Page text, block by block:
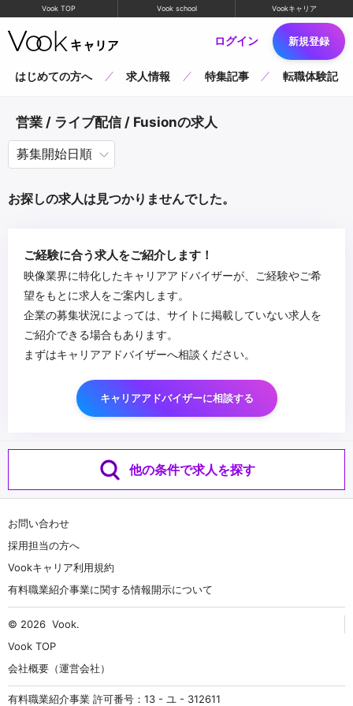
Vook TOP Vook school Vookキャリア
ログイン 新規登録
はじめての方へ 求人情報 特集記事 転職体験記
営業 / ライブ配信 / Fusionの求人
お探しの求人は見つかりませんでした。
ご経験に合う求人をご紹介します！
映像業界に特化したキャリアアドバイザーが、ご経験やご希
望をもとに求人をご案内します。
企業の募集状況によっては、サイトに掲載していない求人を
ご紹介できる場合もあります。
まずはキャリアアドバイザーへ相談ください。
キャリアアドバイザーに相談する
他の条件で求人を探す
お問い合わせ
採用担当の方へ
Vookキャリア利用規約
有料職業紹介事業に関する情報開示について
© 2026 Vook.
Vook TOP
会社概要（運営会社）
有料職業紹介事業 許可番号：13 - ユ - 312611